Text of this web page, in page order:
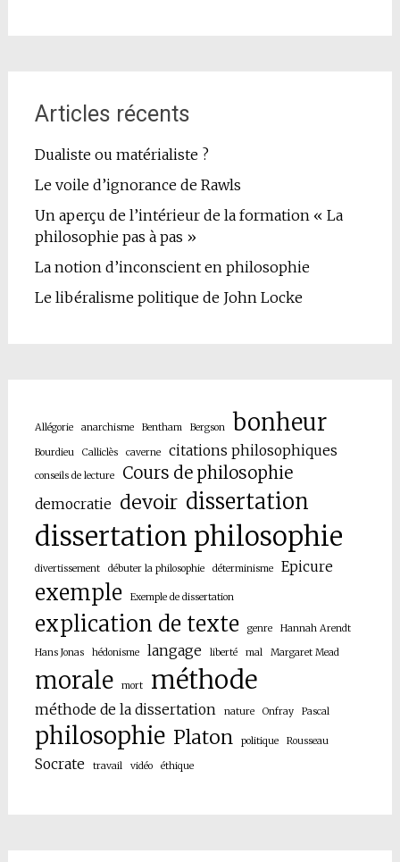
Articles récents
Dualiste ou matérialiste ?
Le voile d’ignorance de Rawls
Un aperçu de l’intérieur de la formation « La
philosophie pas à pas »
La notion d’inconscient en philosophie
Le libéralisme politique de John Locke
Allégorie anarchisme Bentham Bergson bonheur
Bourdieu Calliclès caverne citations philosophiques
conseils de lecture Cours de philosophie
democratie devoir dissertation
dissertation philosophie
divertissement débuter la philosophie déterminisme Epicure
exemple Exemple de dissertation
explication de texte genre Hannah Arendt
Hans Jonas hédonisme langage liberté mal Margaret Mead
morale mort méthode
méthode de la dissertation nature Onfray Pascal
philosophie Platon politique Rousseau
Socrate travail vidéo éthique